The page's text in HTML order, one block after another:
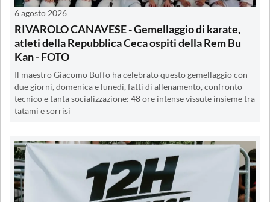
6 agosto 2026
RIVAROLO CANAVESE - Gemellaggio di karate,
atleti della Repubblica Ceca ospiti della Rem Bu
Kan - FOTO
Il maestro Giacomo Buffo ha celebrato questo gemellaggio con
due giorni, domenica e lunedì, fatti di allenamento, confronto
tecnico e tanta socializzazione: 48 ore intense vissute insieme tra
tatami e sorrisi